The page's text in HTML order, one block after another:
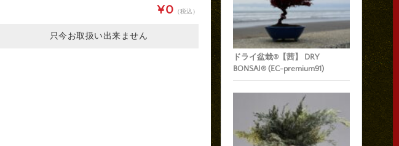
¥0 （税込）
只今お取扱い出来ません
ドライ盆栽®【茜】 DRY
BONSAI® (EC-premium91)